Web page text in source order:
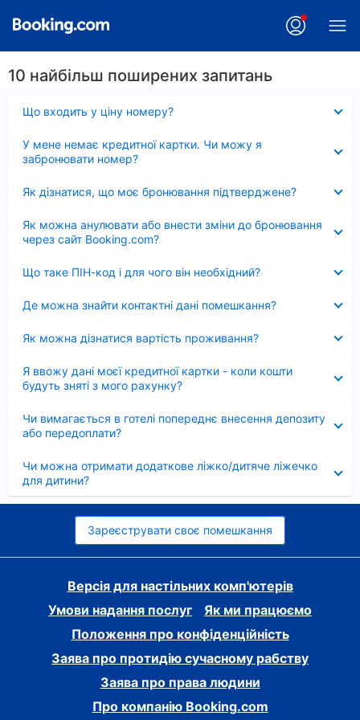
10 найбільш поширених запитань
Що входить у ціну номеру?
У мене немає кредитної картки. Чи можу я
забронювати номер?
Як дізнатися, що моє бронювання підтверджене?
Як можна анулювати або внести зміни до бронювання
через сайт Booking.com?
Що таке ПІН-код і для чого він необхідний?
Де можна знайти контактні дані помешкання?
Як можна дізнатися вартість проживання?
Я ввожу дані моєї кредитної картки - коли кошти
будуть зняті з мого рахунку?
Чи вимагається в готелі попереднє внесення депозиту
або передоплати?
Чи можна отримати додаткове ліжко/дитяче ліжечко
для дитини?
Зареєструвати своє помешкання
Версія для настільних комп'ютерів
Умови надання послуг
Як ми працюємо
Положення про конфіденційність
Заява про протидію сучасному рабству
Заява про права людини
Про компанію Booking.com